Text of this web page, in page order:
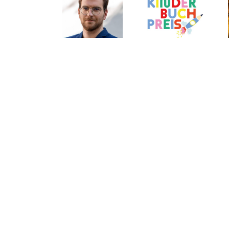
Shortlist des
Deutschen
Kinderbuchpreises
2026
Thalia eröffnet
am Grazer
Hauptplatz auf